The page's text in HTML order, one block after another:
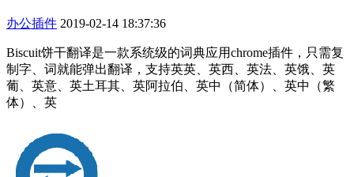
办公插件 2019-02-14 18:37:36
Biscuit饼干翻译是一款系统级的词典应用chrome插件，只需复
制字、词就能弹出翻译，支持英英、英西、英法、英饿、英
葡、英意、英土耳其、英阿拉伯、英中（简体）、英中（繁
体）、英